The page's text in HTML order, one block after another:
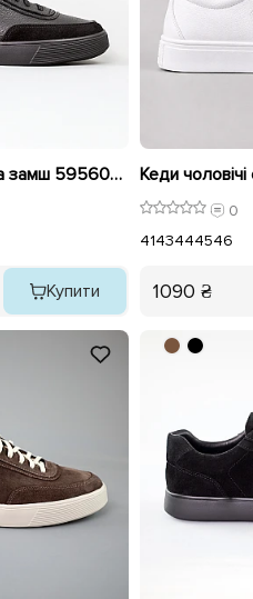
Кеди чоловічі шкіра замш 595600 Чорні
Купити
0
4143444546
1090 ₴